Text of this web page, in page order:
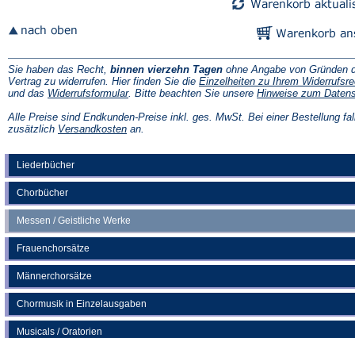
Liederbücher
Chorbücher
Messen / Geistliche Werke
Frauenchorsätze
Männerchorsätze
Chormusik in Einzelausgaben
Musicals / Oratorien
Sie haben das Recht, binnen vierzehn Tagen ohne Angabe von Gründen
Vertrag zu widerrufen. Hier finden Sie die Einzelheiten zu Ihrem
und das Widerrufsformular(Öffnet
einem
neuen
. Bitte beachten Sie unsere Hinweise zum
Alle Preise sind Endkunden-Preise inkl. ges. MwSt. Bei einer Bestellung
zusätzlich Versandkosten(Öffnet
an.